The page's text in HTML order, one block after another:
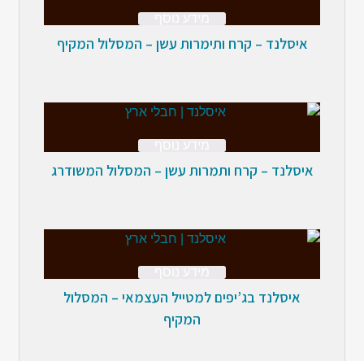
איסלנד – קרח ותימרות עשן – המסלול המקיף
איסלנד – קרח ותמרות עשן – המסלול המשודרג
איסלנד בג’יפים למטייל העצמאי – המסלול
המקיף